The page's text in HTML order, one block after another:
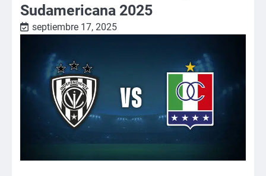
Sudamericana 2025
septiembre 17, 2025